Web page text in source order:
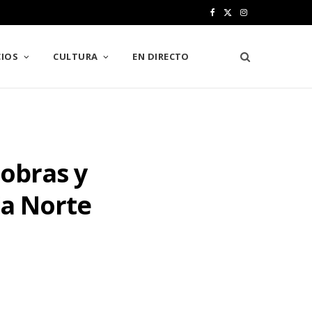
e w
I
s
t
CULTURA EN DIRECTO
y
Norte